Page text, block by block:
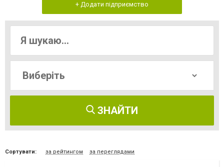
+ Додати підприємство
ЗНАЙТИ
Сортувати: за рейтингом за переглядами